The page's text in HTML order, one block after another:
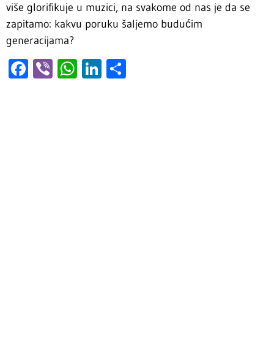
više glorifikuje u muzici, na svakome od nas je da se
zapitamo: kakvu poruku šaljemo budućim
generacijama?
Facebook
ViberWhatsApp
LinkedIn